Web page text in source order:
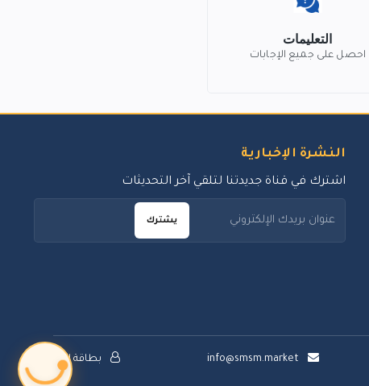
التعليمات
احصل على جميع الإجابات
النشرة الإخبارية
اشترك في قناة جديدتنا لتلقي آخر التحديثات
يشترك
info@smsm.market بطاقة الدعم